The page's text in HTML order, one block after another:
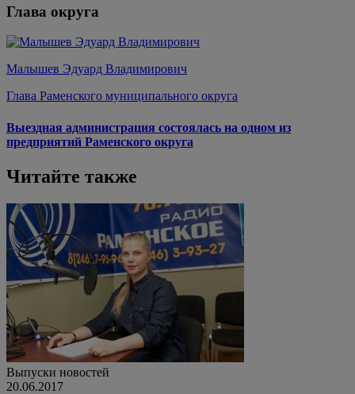
Глава округа
Малышев Эдуард Владимирович
Глава Раменского муниципального округа
Выездная администрация состоялась на одном из
предприятий Раменского округа
Читайте также
Выпуски новостей
20.06.2017